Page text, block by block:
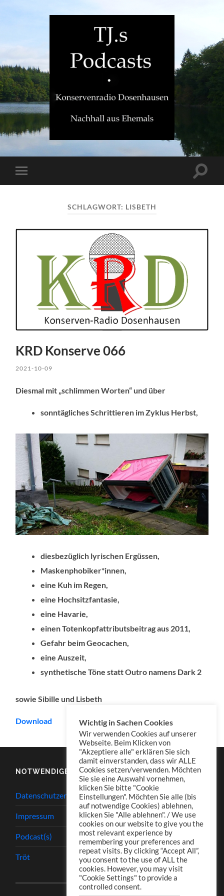
TJ.s
Mobile-
Menü
SCHLAGWORT: LISBETH
KRD Konserve 066
2021-10-09
Diesmal mit „schlimmen Worten“ und über
sonntägliches Schrittieren im Zyklus Herbst,
diesbezüglich lyrischen Ergüssen,
Maskenphobiker*innen,
eine Kuh im Regen,
eine Hochsitzfantasie,
eine Havarie,
einen Totenkopfattributsbeitrag aus 2011,
Gefahr beim Geocachen,
eine Auszeit,
synthetische Töne statt Outro namens Dark 2
sowie Sibille und Lisbeth
Download
NOTWENDIGES
Datenschutzerklärung
Impressum
Podcast(s)
Tröt
Wichtig in Sachen Cookies
Wir verwenden Cookies auf unserer
Webseite. Beim Klicken von
"Akzeptiere alle" erklären Sie sich
damit einverstanden, dass wir ALLE
Cookies setzen/verwenden. Möchten
Sie sie eine Auswahl vornehmen,
klicken Sie bitte "Cookie
Einstellungen". Möchten Sie alle (bis
auf notwendige Cookies) ablehnen,
klicken Sie "Alle ablehnen". / We use
cookies on our website to give you the
most relevant experience by
remembering your preferences and
repeat visits. By clicking “Accept All”,
you consent to the use of ALL the
cookies. However, you may visit
"Cookie Settings" to provide a
controlled consent.